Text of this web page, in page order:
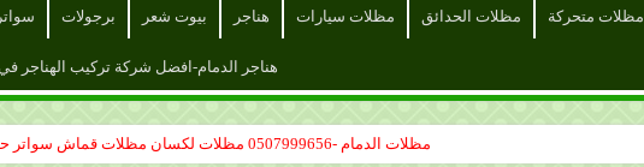
سواتر برجولات بيوت شعر هناجر مظلات سيارات مظلات الحدائق مظلات متحركة
هناجر الدمام-افضل شركة تركيب الهناجر في
مظلات الدمام -0507999656 مظلات لكسان مظلات قماش سواتر حديد الدمام
مظلات مدارس الدمام – تركيب مظلات المدارس حكومية – مظلات مدارس أهلية – مظلات